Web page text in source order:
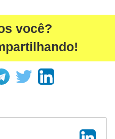
você?